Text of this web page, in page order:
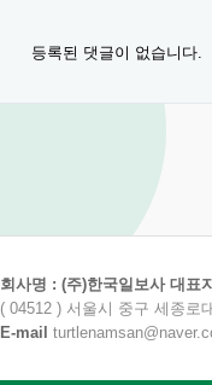
등록된 댓글이 없습니다.
회사명 : (주)한국일보사 대표
( 04512 ) 서울시 중구 세종로
E-mail